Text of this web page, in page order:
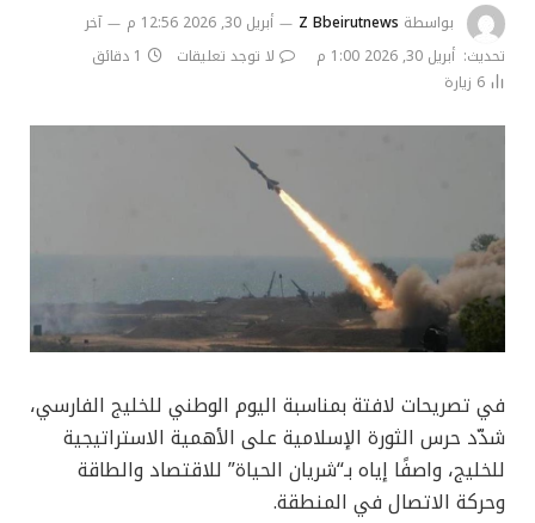
بواسطة Z Bbeirutnews أبريل 30, 2026 12:56 م
آخر
تحديث: أبريل 30, 2026 1:00 م لا توجد تعليقات
1 دقائق
6 زيارة
في تصريحات لافتة بمناسبة اليوم الوطني للخليج الفارسي،
شدّد حرس الثورة الإسلامية على الأهمية الاستراتيجية
للخليج، واصفًا إياه بـ“شريان الحياة” للاقتصاد والطاقة
وحركة الاتصال في المنطقة.